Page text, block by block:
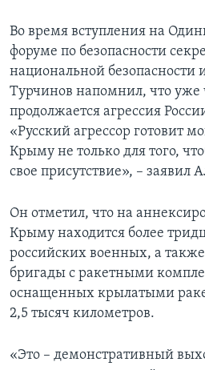
Во время вступления на
форуме по безопасности
национальной безопасности
Турчинов напомнил, что уже
продолжается агрессия
«Русский агрессор готовит
Крыму не только для того,
свое присутствие», – заявил
Он отметил, что на
Крыму находится более
российских военных, а
бригады с ракетными
оснащенных крылатыми
2,5 тысяч километров.
«Это – демонстративный